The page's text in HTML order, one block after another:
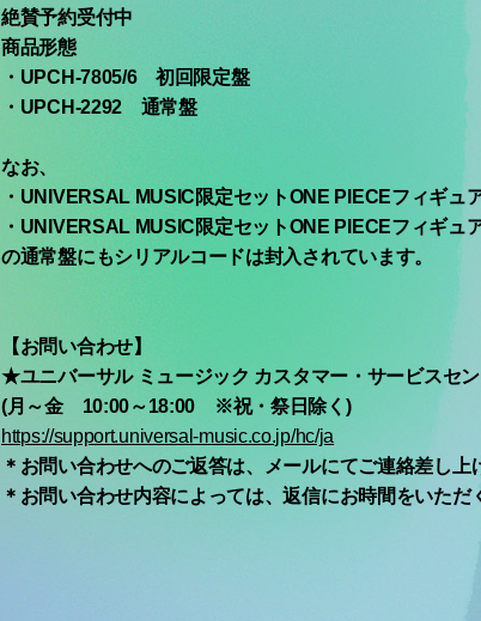
絶賛予約受付中
商品形態
・UPCH-7805/6 初回限定盤
・UPCH-2292 通常盤
なお、
・UNIVERSAL MUSIC限定セットONE PIECEフィギュ
・UNIVERSAL MUSIC限定セットONE PIECEフィギュ
の通常盤にもシリアルコードは封入されています。
【お問い合わせ】
★ユニバーサル ミュージック カスタマー・サービスセ
(月～金 10:00～18:00 ※祝・祭日除く)
https://support.universal-music.co.jp/hc/ja
＊お問い合わせへのご返答は、メールにてご連絡差し上
＊お問い合わせ内容によっては、返信にお時間をいただ